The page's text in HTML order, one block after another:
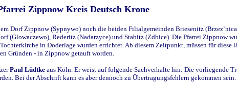
Zippnow Kreis Deutsch Krone
Dorf Zippnow (Sypnywo) noch die beiden Filialgemeinden Briesenitz
(Glowaczewo), Rederitz (Nadarzyce) und Stabitz (Zdbice). Die Pfarrei Zippnow
in Doderlage wurden errichtet. Ab diesem Zeitpunkt, müssen für
Gründen - in Zippnow getauft worden.
Paul Lüdtke aus Köln. Er weist auf folgende Sachverhalte hin: Die vorliegende
Bei der Abschrift kann es aber dennoch zu Übertragungsfehlern gekommen